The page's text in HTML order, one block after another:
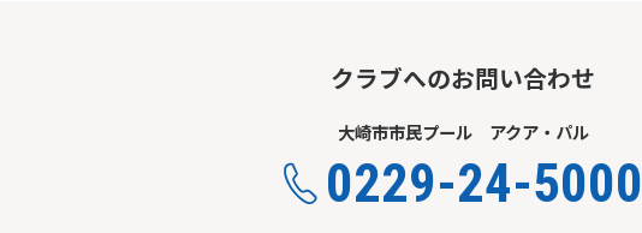
クラブへのお問い合わせ
大崎市市民プール アクア・パル
0229-24-5000
automatically translated into
English. Click the link below (start
automatic translation) to return to
the top page.